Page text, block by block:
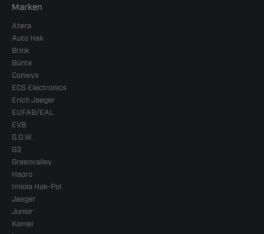
Marken
Atera
Auto Hak
Brink
Bünte
Conwys
ECS Electronics
Erich Jaeger
EUFAB/EAL
EVB
G.D.W.
G3
Greenvalley
Hapro
Imiola Hak-Pol
Jaeger
Junior
Kamei